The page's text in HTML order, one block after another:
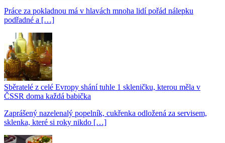
Práce za pokladnou má v hlavách mnoha lidí pořád nálepku
podřadné a […]
Sběratelé z celé Evropy shání tuhle 1 skleničku, kterou měla v
ČSSR doma každá babička
Zaprášený nazelenalý popelník, cukřenka odložená za servisem,
sklenka, které si roky nikdo […]